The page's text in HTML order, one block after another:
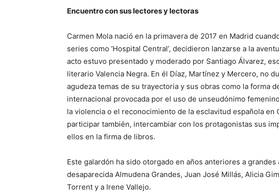
Encuentro con sus lectores y lectoras
Carmen Mola nació en la primavera de 2017 en Madrid
series como ‘Hospital Central’, decidieron lanzarse a la
acto estuvo presentado y moderado por Santiago Álvarez,
literario Valencia Negra. En él Díaz, Martínez y Mercero, no
agudeza temas de su trayectoria y sus obras como la forma
internacional provocada por el uso de unseudónimo
la violencia o el reconocimiento de la esclavitud española en
participar también, intercambiar con los protagonistas sus
ellos en la firma de libros.
Este galardón ha sido otorgado en años anteriores a
desaparecida Almudena Grandes, Juan José Millás, Alicia
Torrent y a Irene Vallejo.